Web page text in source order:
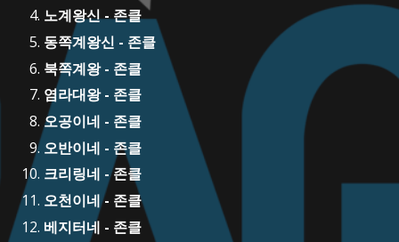
노계왕신 - 존클
동쪽계왕신 - 존클
북쪽계왕 - 존클
염라대왕 - 존클
오공이네 - 존클
오반이네 - 존클
크리링네 - 존클
오천이네 - 존클
베지터네 - 존클